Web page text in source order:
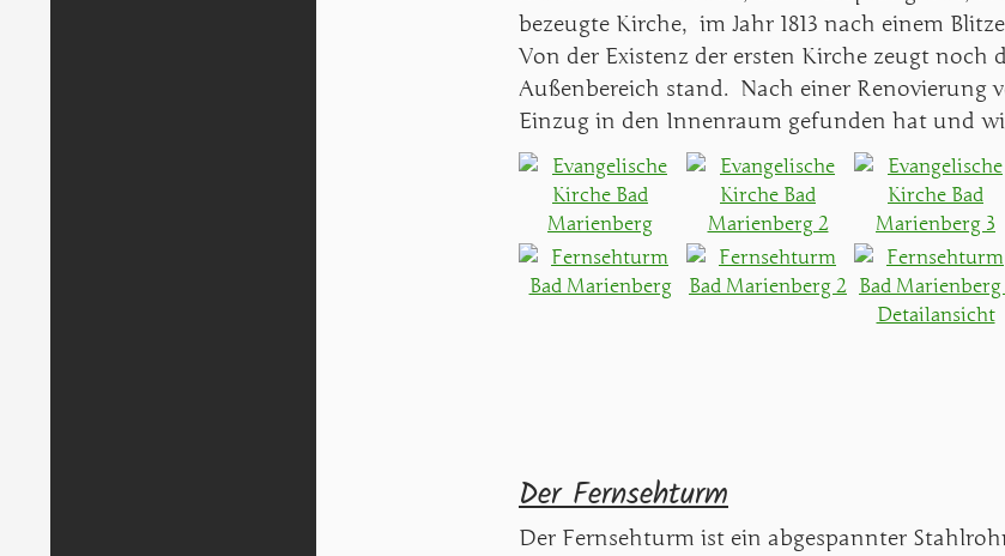
bezeugte Kirche, im Jahr 1813 nach einem
Von der Existenz der ersten Kirche zeugt noch
Außenbereich stand. Nach einer Renovierung
Einzug in den Innenraum gefunden hat und
Der Fernsehturm
Der Fernsehturm ist ein abgespannter